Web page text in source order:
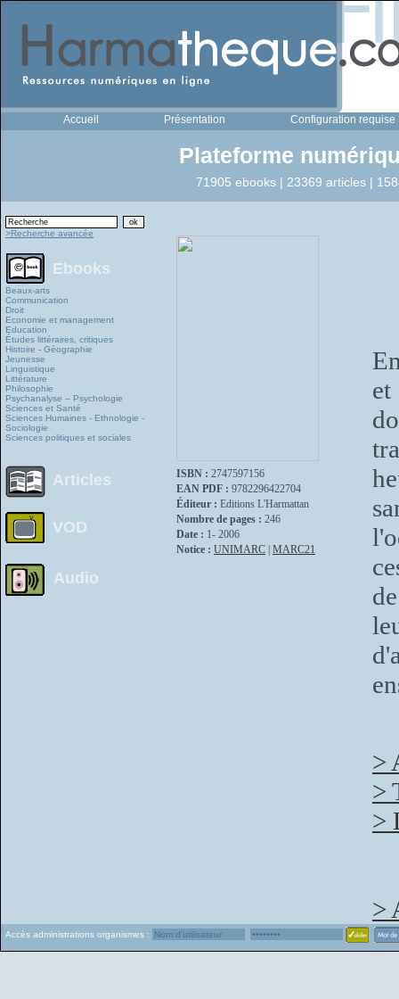
Accueil Présentation Configuration requise
Plateforme
71905 ebooks | 23369 articles |
>Recherche avancée
Ebooks
Beaux-arts
Communication
Droit
Economie et management
Education
Études littéraires, critiques
Histoire - Géographie
Jeunesse
Linguistique
Littérature
Philosophie
Psychanalyse – Psychologie
Sciences et Santé
Sciences Humaines - Ethnologie -
Sociologie
Sciences politiques et sociales
Articles
VOD
Audio
ISBN : 2747597156
EAN PDF : 9782296422704
Éditeur : Editions L'Harmattan
Nombre de pages : 246
Date : 1- 2006
Notice : UNIMARC MARC21
>
>
>
>
Accès administrations organismes :